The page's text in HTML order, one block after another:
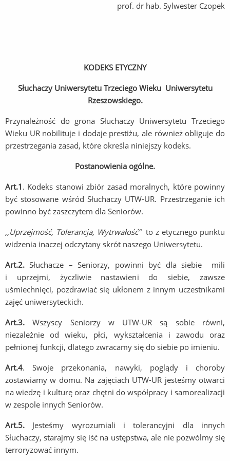
prof. dr hab. Sylwester Czopek
KODEKS ETYCZNY
Słuchaczy Uniwersytetu Trzeciego Wieku Uniwersytetu
Rzeszowskiego.
Przynależność do grona Słuchaczy Uniwersytetu Trzeciego
Wieku UR nobilituje i dodaje prestiżu, ale również obliguje do
przestrzegania zasad, które określa niniejszy kodeks.
Postanowienia ogólne.
Art.1 . Kodeks stanowi zbiór zasad moralnych, które powinny
być stosowane wśród Słuchaczy UTW-UR. Przestrzeganie ich
powinno być zaszczytem dla Seniorów.
,,Uprzejmość, Tolerancja, Wytrwałość”to z etycznego punktu
widzenia inaczej odczytany skrót naszego Uniwersytetu.
Art.2. Słuchacze – Seniorzy, powinni być dla siebie mili
i uprzejmi, życzliwie nastawieni do siebie, zawsze
uśmiechnięci, pozdrawiać się ukłonem z innym uczestnikami
zajęć uniwersyteckich.
Art.3. Wszyscy Seniorzy w UTW-UR są sobie równi,
niezależnie od wieku, płci, wykształcenia i zawodu oraz
pełnionej funkcji, dlatego zwracamy się do siebie po imieniu.
Art.4. Swoje przekonania, nawyki, poglądy i choroby
zostawiamy w domu. Na zajęciach UTW-UR jesteśmy otwarci
na wiedzę i kulturę oraz chętni do współpracy i samorealizacji
w zespole innych Seniorów.
Art.5. Jesteśmy wyrozumiali i tolerancyjni dla innych
Słuchaczy, starajmy się iść na ustępstwa, ale nie pozwólmy się
terroryzować innym.